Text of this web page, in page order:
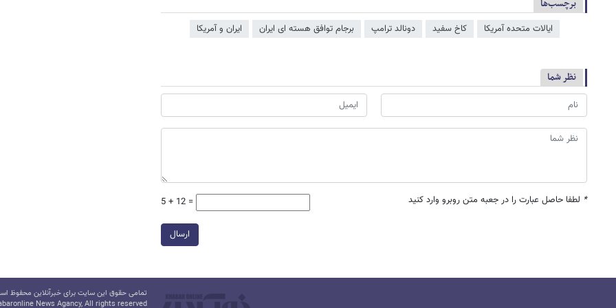
برچسب‌ها
ایالات متحده آمریکا کاخ سفید دونالد ترامپ برجام توافق هسته ای ایران ایران و آمریکا
نظر شما
* لطفا حاصل عبارت را در جعبه متن روبرو وارد کنید 5 + 12 =
ارسال
تمامی حقوق این سایت برای خبرآنلاین محفوظ
News Agancy, All rights reserved